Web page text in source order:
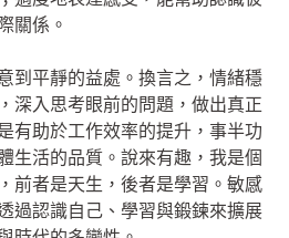
關係。
到平靜的益處。換言之，情緒穩
深入思考眼前的問題，做出真正
有助於工作效率的提升，事半功
生活的品質。說來有趣，我是個
前者是天生，後者是學習。敏感
過認識自己、學習與鍛鍊來擴展